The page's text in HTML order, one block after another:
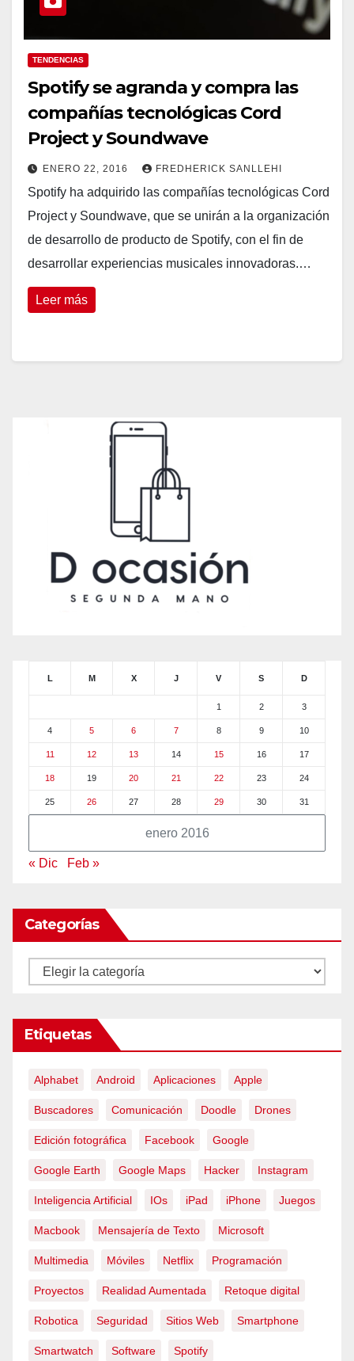
TENDENCIAS
Spotify se agranda y compra las
compañías tecnológicas Cord
Project y Soundwave
ENERO 22, 2016 FREDHERICK SANLLEHI
Spotify ha adquirido las compañías tecnológicas Cord
Project y Soundwave, que se unirán a la organización
de desarrollo de producto de Spotify, con el fin de
desarrollar experiencias musicales innovadoras.…
Leer más
enero 2016
L M X J V S D
1 2 3
4 5 6 7 8 9 10
11 12 13 14 15 16 17
18 19 20 21 22 23 24
25 26 27 28 29 30 31
« Dic Feb »
Categorías
Categorías
Etiquetas
Alphabet Android Aplicaciones Apple
Buscadores Comunicación Doodle Drones
Edición fotográfica Facebook Google
Google Earth Google Maps Hacker Instagram
Inteligencia Artificial IOs iPad iPhone Juegos
Macbook Mensajería de Texto Microsoft
Multimedia Móviles Netflix Programación
Proyectos Realidad Aumentada Retoque digital
Robotica Seguridad Sitios Web Smartphone
Smartwatch Software Spotify